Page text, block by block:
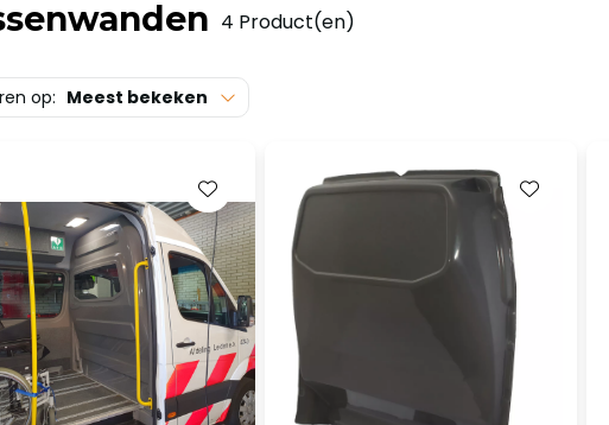
4 Product(en)
op: Meest bekeken